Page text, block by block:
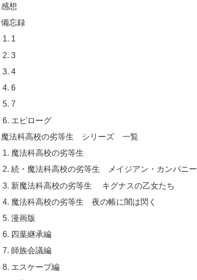
感想
備忘録
1
3
4
6
7
エピローグ
魔法科高校の劣等生 シリーズ 一覧
魔法科高校の劣等生
続・魔法科高校の劣等生 メイジアン・カンパニー
新魔法科高校の劣等生 キグナスの乙女たち
魔法科高校の劣等生 夜の帳に闇は閃く
漫画版
四葉継承編
師族会議編
エスケープ編